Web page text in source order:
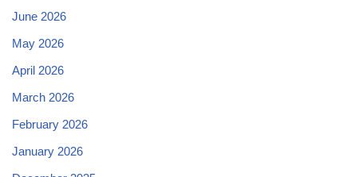
June 2026
May 2026
April 2026
March 2026
February 2026
January 2026